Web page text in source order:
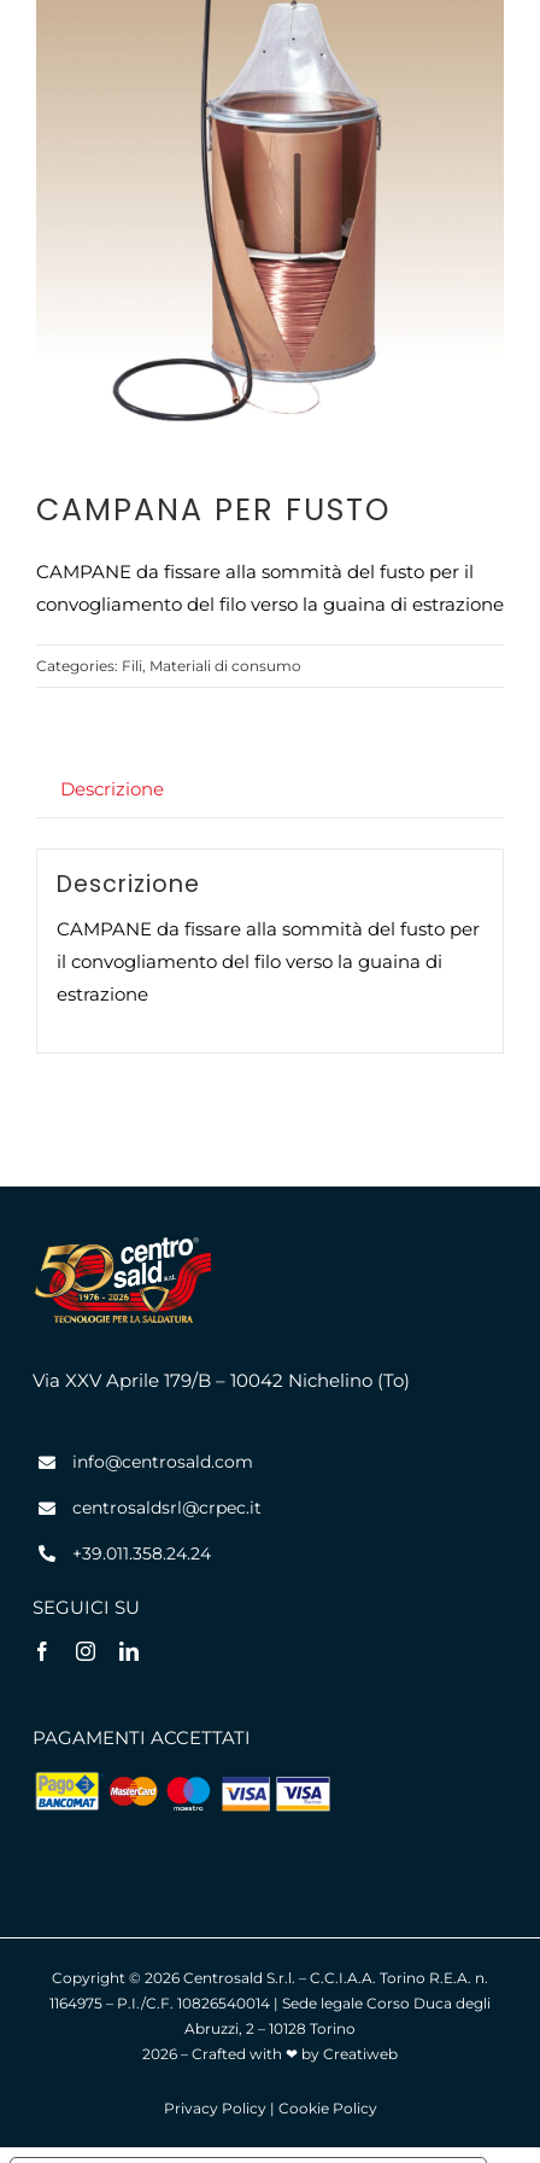
CAMPANA PER FUSTO
CAMPANE da fissare alla sommità del fusto per il
convogliamento del filo verso la guaina di estrazione
Categories: Fili, Materiali di consumo
Descrizione
Descrizione
CAMPANE da fissare alla sommità del fusto per
il convogliamento del filo verso la guaina di
estrazione
Via XXV Aprile 179/B – 10042 Nichelino (To)
info@centrosald.com
centrosaldsrl@crpec.it
+39.011.358.24.24
SEGUICI SU
PAGAMENTI ACCETTATI
Copyright © 2026 Centrosald S.r.l. – C.C.I.A.A. Torino R.E.A. n.
1164975 – P.I./C.F. 10826540014 | Sede legale Corso Duca degli
Abruzzi, 2 – 10128 Torino
2026 – Crafted with ❤︎ by Creatiweb
Privacy Policy| Cookie Policy